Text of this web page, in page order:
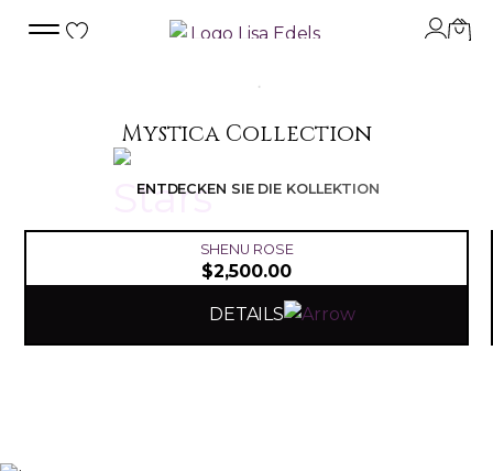
Mystica Collection
ENTDECKEN SIE DIE KOLLEKTION
SHENU ROSE
$2,500.00
DETAILS